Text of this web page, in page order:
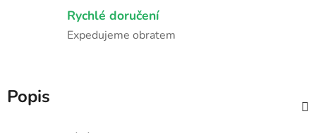
Rychlé doručení
Expedujeme obratem
Popis